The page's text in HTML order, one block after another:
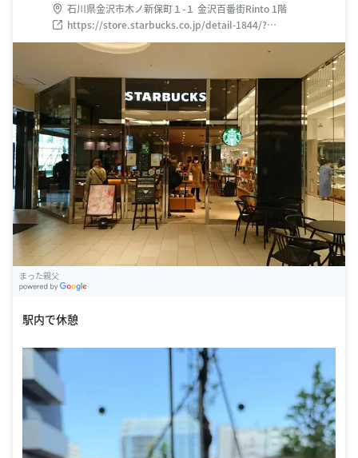
石川県金沢市木ノ新保町１-１ 金沢百番街Rinto 1階
https://store.starbucks.co.jp/detail-1844/?
utm_source=GMB&utm_medium=organic&utm_campaign=
store&utm_content=1844
まった親父
駅内で休憩